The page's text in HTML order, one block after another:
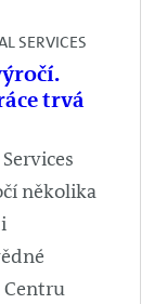
SERVICES
trvá
několika
Centru